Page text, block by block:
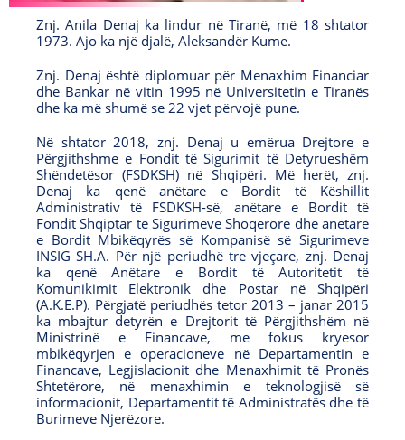
b
o
k
O
p
e
n
s
i
n
a
n
e
w
w
i
n
t
e
O
p
n
s
n
a
n
e
w
w
i
n
d
g
a
m
O
p
e
n
s
i
n
a
n
e
w
w
O
p
n
s
i
n
a
n
e
w
w
i
n
Znj. Anila Denaj ka lindur në Tiranë, më 18 shtator
1973. Ajo ka një djalë, Aleksandër Kume.
Znj. Denaj është diplomuar për Menaxhim Financiar
dhe Bankar në vitin 1995 në Universitetin e Tiranës
dhe ka më shumë se 22 vjet përvojë pune.
Në shtator 2018, znj. Denaj u emërua Drejtore e
Përgjithshme e Fondit të Sigurimit të Detyrueshëm
Shëndetësor (FSDKSH) në Shqipëri. Më herët, znj.
Denaj ka qenë anëtare e Bordit të Këshillit
Administrativ të FSDKSH-së, anëtare e Bordit të
Fondit Shqiptar të Sigurimeve Shoqërore dhe anëtare
e Bordit Mbikëqyrës së Kompanisë së Sigurimeve
INSIG SH.A. Për një periudhë tre vjeçare, znj. Denaj
ka qenë Anëtare e Bordit të Autoritetit të
Komunikimit Elektronik dhe Postar në Shqipëri
(A.K.E.P). Përgjatë periudhës tetor 2013 – janar 2015
ka mbajtur detyrën e Drejtorit të Përgjithshëm në
Ministrinë e Financave, me fokus kryesor
mbikëqyrjen e operacioneve në Departamentin e
Financave, Legjislacionit dhe Menaxhimit të Pronës
Shtetërore, në menaxhimin e teknologjisë së
informacionit, Departamentit të Administratës dhe të
Burimeve Njerëzore.